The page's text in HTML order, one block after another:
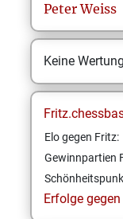
Peter Weiss
Keine
Elo gegen Fritz:
Gewinnpartien
Erfolge